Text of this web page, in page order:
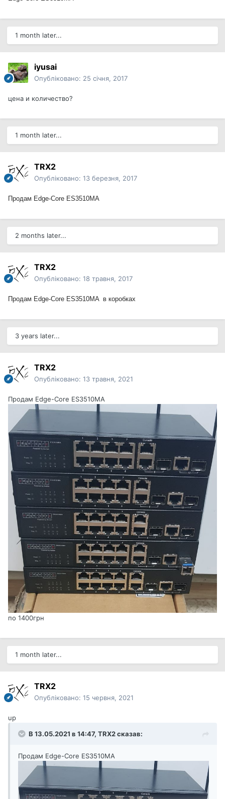
1 month later...
iyusai
Опубліковано: 25 січня, 2017
цена и количество?
1 month later...
TRX2
Опубліковано: 13 березня, 2017
Продам Edge-Core ES3510MA
2 months later...
TRX2
Опубліковано: 18 травня, 2017
Продам Edge-Core ES3510MA в коробках
3 years later...
TRX2
Опубліковано: 13 травня, 2021
Продам Edge-Core ES3510MA
по 1400грн
1 month later...
TRX2
Опубліковано: 15 червня, 2021
up
В 13.05.2021 в 14:47, TRX2сказав:
Продам Edge-Core ES3510MA